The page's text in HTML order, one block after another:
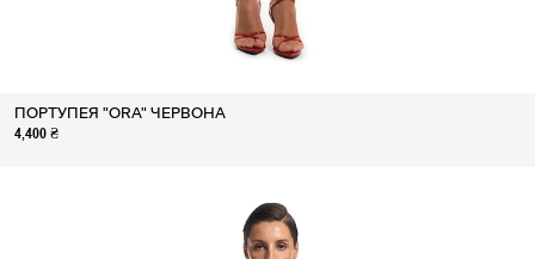
ПОРТУПЕЯ "ORA" ЧЕРВОНА
4,400 ₴